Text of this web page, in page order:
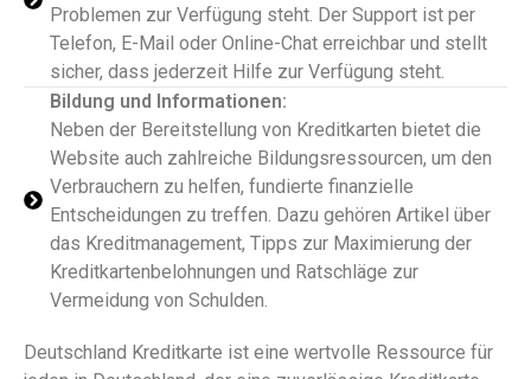
Problemen zur Verfügung steht. Der Support ist per
Telefon, E-Mail oder Online-Chat erreichbar und stellt
sicher, dass jederzeit Hilfe zur Verfügung steht.
Bildung und Informationen:
Neben der Bereitstellung von Kreditkarten bietet die
Website auch zahlreiche Bildungsressourcen, um den
Verbrauchern zu helfen, fundierte finanzielle
Entscheidungen zu treffen. Dazu gehören Artikel über
das Kreditmanagement, Tipps zur Maximierung der
Kreditkartenbelohnungen und Ratschläge zur
Vermeidung von Schulden.
Deutschland Kreditkarte ist eine wertvolle Ressource für